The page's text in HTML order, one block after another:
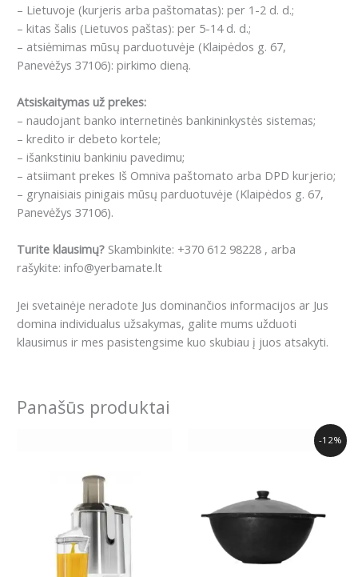
– Lietuvoje (kurjeris arba paštomatas): per 1-2 d. d.;
– kitas šalis (Lietuvos paštas): per 5-14 d. d.;
– atsiėmimas mūsų parduotuvėje (Klaipėdos g. 67,
Panevėžys 37106): pirkimo dieną.
Atsiskaitymas už prekes:
– naudojant banko internetinės bankininkystės sistemas;
– kredito ir debeto kortele;
– išankstiniu bankiniu pavedimu;
– atsiimant prekes Iš Omniva paštomato arba DPD kurjerio;
– grynaisiais pinigais mūsų parduotuvėje (Klaipėdos g. 67,
Panevėžys 37106).
Turite klausimų? Skambinkite: +370 612 98228 , arba
rašykite: info@yerbamate.lt
Jei svetainėje neradote Jus dominančios informacijos ar Jus
domina individualus užsakymas, galite mums užduoti
klausimus ir mes pasistengsime kuo skubiau į juos atsakyti.
Panašūs produktai
-12%
Current
price